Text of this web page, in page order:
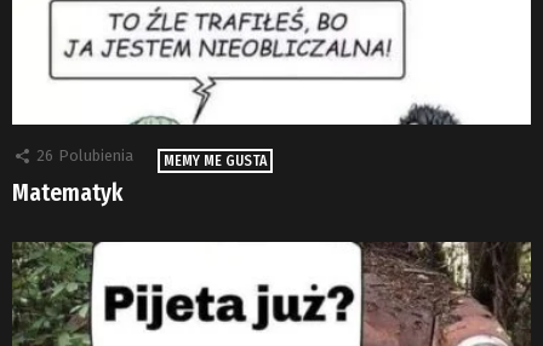
26 Polubienia MEMY ME GUSTA
Matematyk